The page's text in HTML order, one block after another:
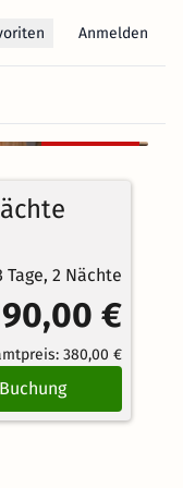
Anmelden
/5
stornierbar
Tage, 2 Nächte
€
380,00 €